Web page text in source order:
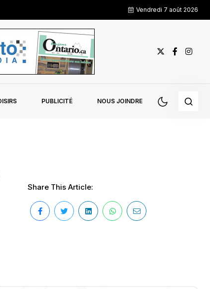
Vendredi 7 août 2026
PUBLICITÉ NOUS JOINDRE
Share This Article: